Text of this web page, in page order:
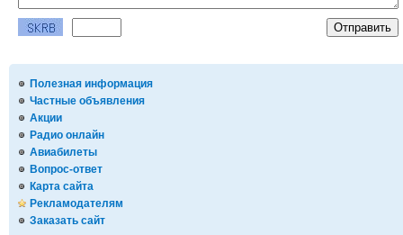
Полезная информация
Частные объявления
Акции
Радио онлайн
Авиабилеты
Вопрос-ответ
Карта сайта
Рекламодателям
Заказать сайт